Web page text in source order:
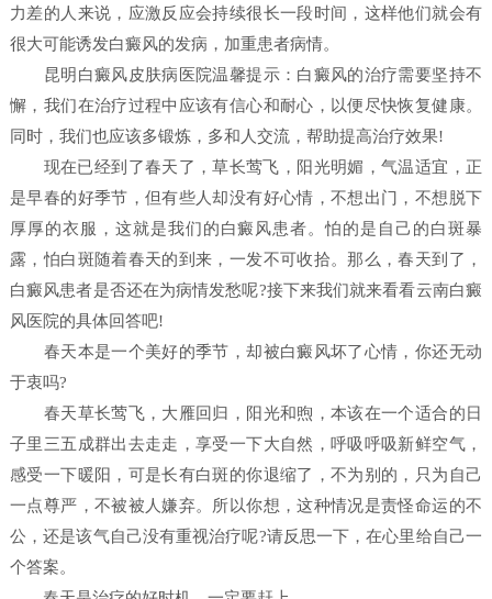
力差的人来说，应激反应会持续很长一段时间，这样他们就会有
很大可能诱发白癜风的发病，加重患者病情。
昆明白癜风皮肤病医院温馨提示：白癜风的治疗需要坚持不
懈，我们在治疗过程中应该有信心和耐心，以便尽快恢复健康。
同时，我们也应该多锻炼，多和人交流，帮助提高治疗效果!
现在已经到了春天了，草长莺飞，阳光明媚，气温适宜，正
是早春的好季节，但有些人却没有好心情，不想出门，不想脱下
厚厚的衣服，这就是我们的白癜风患者。怕的是自己的白斑暴
露，怕白斑随着春天的到来，一发不可收拾。那么，春天到了，
白癜风患者是否还在为病情发愁呢?接下来我们就来看看云南白癜
风医院的具体回答吧!
春天本是一个美好的季节，却被白癜风坏了心情，你还无动
于衷吗?
春天草长莺飞，大雁回归，阳光和煦，本该在一个适合的日
子里三五成群出去走走，享受一下大自然，呼吸呼吸新鲜空气，
感受一下暖阳，可是长有白斑的你退缩了，不为别的，只为自己
一点尊严，不被被人嫌弃。所以你想，这种情况是责怪命运的不
公，还是该气自己没有重视治疗呢?请反思一下，在心里给自己一
个答案。